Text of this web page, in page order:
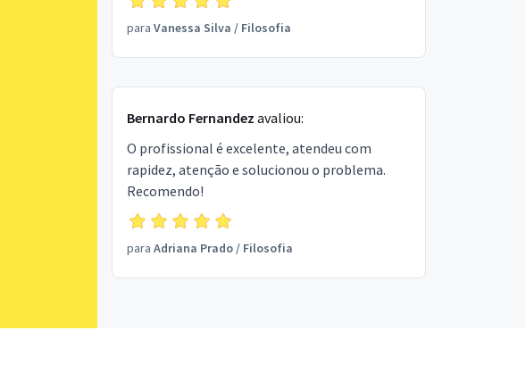
para Vanessa Silva / Filosofia
Bernardo Fernandez avaliou:
O profissional é excelente, atendeu com
rapidez, atenção e solucionou o problema.
Recomendo!
para Adriana Prado/ Filosofia